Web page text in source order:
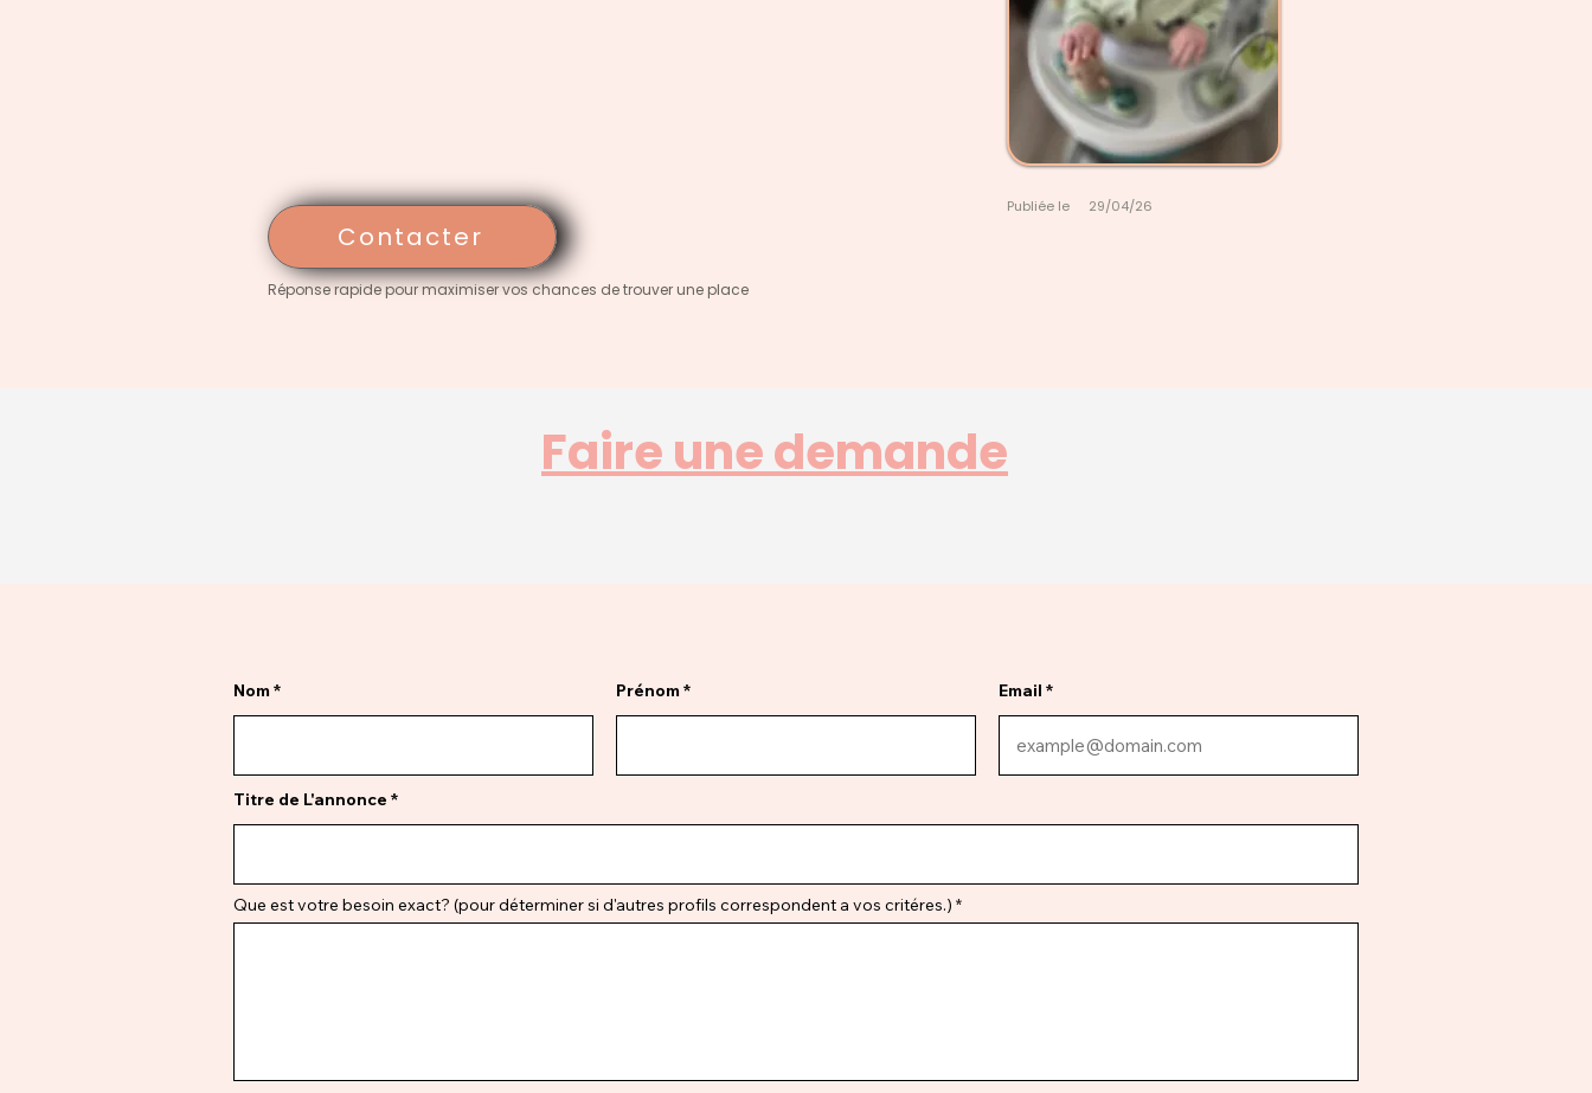
Contacter
Réponse rapide pour maximiser vos chances de trouver une place
Publiée le 29/04/26
Faire une demande
Nom Prénom Email
Titre de L'annonce
Que est votre besoin exact? (pour déterminer si d'autres profils correspondent a vos critéres.)